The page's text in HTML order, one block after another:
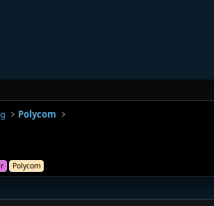
Polycom
Polycom